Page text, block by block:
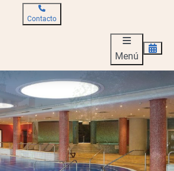
Contacto
Menú